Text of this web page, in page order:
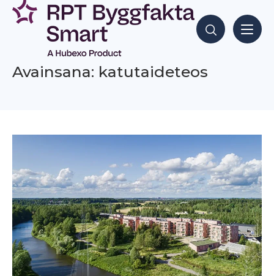
Siirry
sisältöön
Hae sisältöjä
Avainsana: katutaideteos